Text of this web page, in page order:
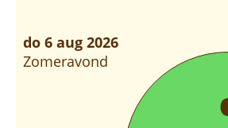
do 6 aug 2026
Zomeravond